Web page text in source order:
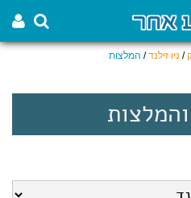
/ ניו זילנד/ המלצות